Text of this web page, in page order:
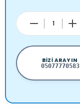
BIZI ARAYIN
05077770583